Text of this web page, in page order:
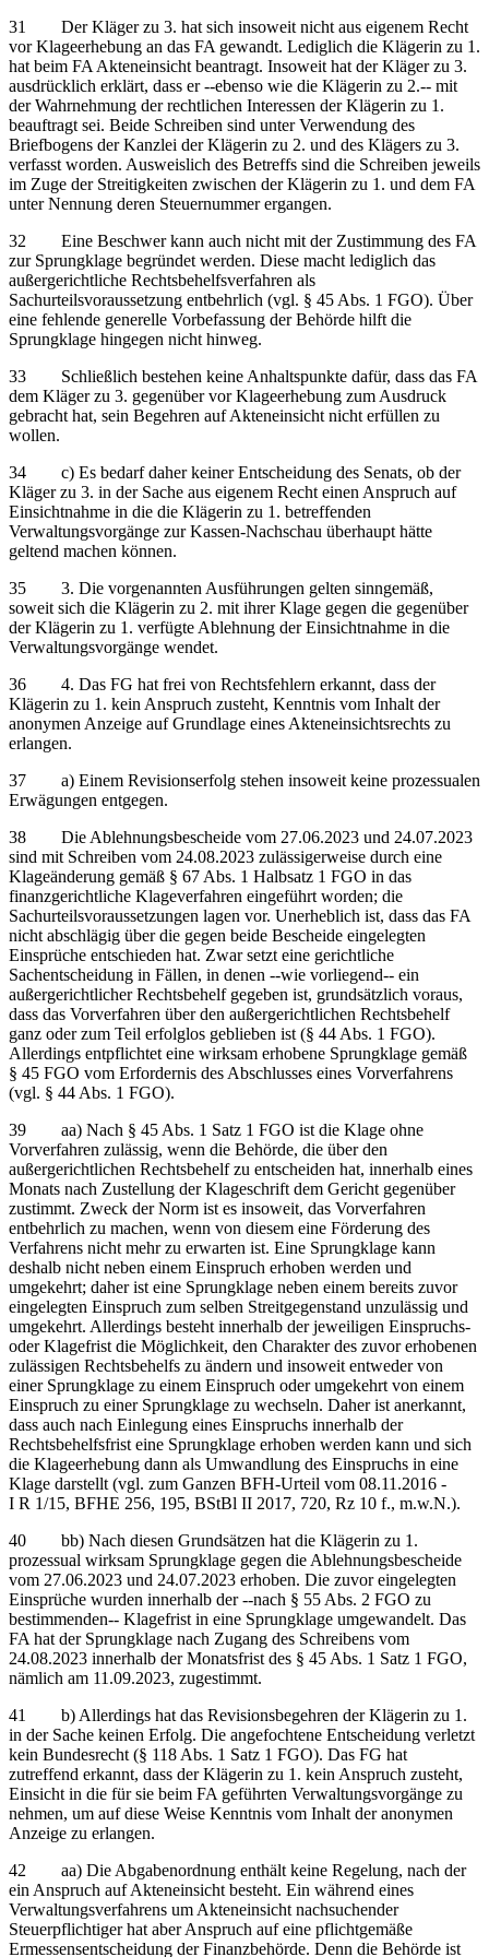
31 Der Kläger zu 3. hat sich insoweit nicht aus eigenem Recht
vor Klageerhebung an das FA gewandt. Lediglich die Klägerin zu 1.
hat beim FA Akteneinsicht beantragt. Insoweit hat der Kläger zu 3.
ausdrücklich erklärt, dass er ‑‑ebenso wie die Klägerin zu 2.‑‑ mit
der Wahrnehmung der rechtlichen Interessen der Klägerin zu 1.
beauftragt sei. Beide Schreiben sind unter Verwendung des
Briefbogens der Kanzlei der Klägerin zu 2. und des Klägers zu 3.
verfasst worden. Ausweislich des Betreffs sind die Schreiben jeweils
im Zuge der Streitigkeiten zwischen der Klägerin zu 1. und dem FA
unter Nennung deren Steuernummer ergangen.
32 Eine Beschwer kann auch nicht mit der Zustimmung des FA
zur Sprungklage begründet werden. Diese macht lediglich das
außergerichtliche Rechtsbehelfsverfahren als
Sachurteilsvoraussetzung entbehrlich (vgl. § 45 Abs. 1 FGO). Über
eine fehlende generelle Vorbefassung der Behörde hilft die
Sprungklage hingegen nicht hinweg.
33 Schließlich bestehen keine Anhaltspunkte dafür, dass das FA
dem Kläger zu 3. gegenüber vor Klageerhebung zum Ausdruck
gebracht hat, sein Begehren auf Akteneinsicht nicht erfüllen zu
wollen.
34 c) Es bedarf daher keiner Entscheidung des Senats, ob der
Kläger zu 3. in der Sache aus eigenem Recht einen Anspruch auf
Einsichtnahme in die die Klägerin zu 1. betreffenden
Verwaltungsvorgänge zur Kassen-Nachschau überhaupt hätte
geltend machen können.
35 3. Die vorgenannten Ausführungen gelten sinngemäß,
soweit sich die Klägerin zu 2. mit ihrer Klage gegen die gegenüber
der Klägerin zu 1. verfügte Ablehnung der Einsichtnahme in die
Verwaltungsvorgänge wendet.
36 4. Das FG hat frei von Rechtsfehlern erkannt, dass der
Klägerin zu 1. kein Anspruch zusteht, Kenntnis vom Inhalt der
anonymen Anzeige auf Grundlage eines Akteneinsichtsrechts zu
erlangen.
37 a) Einem Revisionserfolg stehen insoweit keine prozessualen
Erwägungen entgegen.
38 Die Ablehnungsbescheide vom 27.06.2023 und 24.07.2023
sind mit Schreiben vom 24.08.2023 zulässigerweise durch eine
Klageänderung gemäß § 67 Abs. 1 Halbsatz 1 FGO in das
finanzgerichtliche Klageverfahren eingeführt worden; die
Sachurteilsvoraussetzungen lagen vor. Unerheblich ist, dass das FA
nicht abschlägig über die gegen beide Bescheide eingelegten
Einsprüche entschieden hat. Zwar setzt eine gerichtliche
Sachentscheidung in Fällen, in denen ‑‑wie vorliegend‑‑ ein
außergerichtlicher Rechtsbehelf gegeben ist, grundsätzlich voraus,
dass das Vorverfahren über den außergerichtlichen Rechtsbehelf
ganz oder zum Teil erfolglos geblieben ist (§ 44 Abs. 1 FGO).
Allerdings entpflichtet eine wirksam erhobene Sprungklage gemäß
§ 45 FGO vom Erfordernis des Abschlusses eines Vorverfahrens
(vgl. § 44 Abs. 1 FGO).
39 aa) Nach § 45 Abs. 1 Satz 1 FGO ist die Klage ohne
Vorverfahren zulässig, wenn die Behörde, die über den
außergerichtlichen Rechtsbehelf zu entscheiden hat, innerhalb eines
Monats nach Zustellung der Klageschrift dem Gericht gegenüber
zustimmt. Zweck der Norm ist es insoweit, das Vorverfahren
entbehrlich zu machen, wenn von diesem eine Förderung des
Verfahrens nicht mehr zu erwarten ist. Eine Sprungklage kann
deshalb nicht neben einem Einspruch erhoben werden und
umgekehrt; daher ist eine Sprungklage neben einem bereits zuvor
eingelegten Einspruch zum selben Streitgegenstand unzulässig und
umgekehrt. Allerdings besteht innerhalb der jeweiligen Einspruchs-
oder Klagefrist die Möglichkeit, den Charakter des zuvor erhobenen
zulässigen Rechtsbehelfs zu ändern und insoweit entweder von
einer Sprungklage zu einem Einspruch oder umgekehrt von einem
Einspruch zu einer Sprungklage zu wechseln. Daher ist anerkannt,
dass auch nach Einlegung eines Einspruchs innerhalb der
Rechtsbehelfsfrist eine Sprungklage erhoben werden kann und sich
die Klageerhebung dann als Umwandlung des Einspruchs in eine
Klage darstellt (vgl. zum Ganzen BFH-Urteil vom 08.11.2016 -
I R 1/15, BFHE 256, 195, BStBl II 2017, 720, Rz 10 f., m.w.N.).
40 bb) Nach diesen Grundsätzen hat die Klägerin zu 1.
prozessual wirksam Sprungklage gegen die Ablehnungsbescheide
vom 27.06.2023 und 24.07.2023 erhoben. Die zuvor eingelegten
Einsprüche wurden innerhalb der ‑‑nach § 55 Abs. 2 FGO zu
bestimmenden‑‑ Klagefrist in eine Sprungklage umgewandelt. Das
FA hat der Sprungklage nach Zugang des Schreibens vom
24.08.2023 innerhalb der Monatsfrist des § 45 Abs. 1 Satz 1 FGO,
nämlich am 11.09.2023, zugestimmt.
41 b) Allerdings hat das Revisionsbegehren der Klägerin zu 1.
in der Sache keinen Erfolg. Die angefochtene Entscheidung verletzt
kein Bundesrecht (§ 118 Abs. 1 Satz 1 FGO). Das FG hat
zutreffend erkannt, dass der Klägerin zu 1. kein Anspruch zusteht,
Einsicht in die für sie beim FA geführten Verwaltungsvorgänge zu
nehmen, um auf diese Weise Kenntnis vom Inhalt der anonymen
Anzeige zu erlangen.
42 aa) Die Abgabenordnung enthält keine Regelung, nach der
ein Anspruch auf Akteneinsicht besteht. Ein während eines
Verwaltungsverfahrens um Akteneinsicht nachsuchender
Steuerpflichtiger hat aber Anspruch auf eine pflichtgemäße
Ermessensentscheidung der Finanzbehörde. Denn die Behörde ist